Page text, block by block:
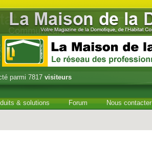
parmi 7817 visiteurs
& solutions Forum Nous contacter